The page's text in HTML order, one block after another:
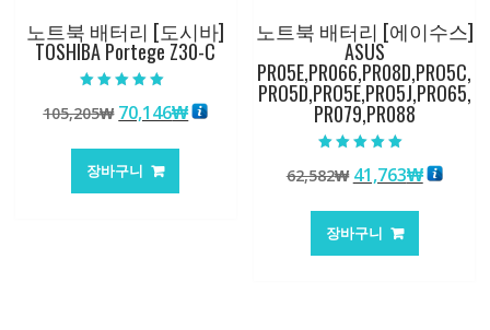
노트북 배터리 [도시바]
TOSHIBA Portege Z30-C
5.00
로 평가됨
105,205₩ 원
가
격:
70,146₩현
장바구니
노트북 배터리 [에이수스]
ASUS
PR05E,PR066,PR08D,PRO5C,
PRO5D,PRO5E,PRO5J,PRO65,
PR079,PR088
5.00
로 평가됨
62,582₩ 원
가
격:
41,763₩현
장바구니